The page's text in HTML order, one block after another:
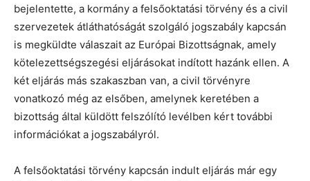
bejelentette, a kormány a felsőoktatási törvény és a civil
szervezetek átláthatóságát szolgáló jogszabály kapcsán
is megküldte válaszait az Európai Bizottságnak, amely
kötelezettségszegési eljárásokat indított hazánk ellen. A
két eljárás más szakaszban van, a civil törvényre
vonatkozó még az elsőben, amelynek keretében a
bizottság által küldött felszólító levélben kért további
információkat a jogszabályról.
A felsőoktatási törvény kapcsán indult eljárás már egy